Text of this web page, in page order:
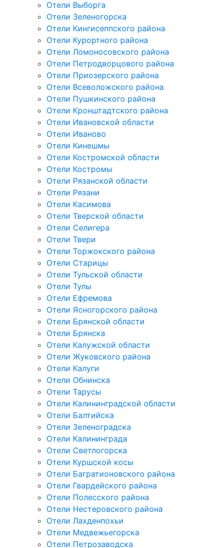
Отели Выборга
Отели Зеленогорска
Отели Кингисеппского района
Отели Курортного района
Отели Ломоносовского района
Отели Петродворцового района
Отели Приозерского района
Отели Всеволожского района
Отели Пушкинского района
Отели Кронштадтского района
Отели Ивановской области
Отели Иваново
Отели Кинешмы
Отели Костромской области
Отели Костромы
Отели Рязанской области
Отели Рязани
Отели Касимова
Отели Тверской области
Отели Селигера
Отели Твери
Отели Торжокского района
Отели Старицы
Отели Тульской области
Отели Тулы
Отели Ефремова
Отели Ясногорского района
Отели Брянской области
Отели Брянска
Отели Калужской области
Отели Жуковского района
Отели Калуги
Отели Обнинска
Отели Тарусы
Отели Калининградской области
Отели Балтийска
Отели Зеленоградска
Отели Калининграда
Отели Светлогорска
Отели Куршской косы
Отели Багратионовского района
Отели Гвардейского района
Отели Полесского района
Отели Нестеровского района
Отели Лахденпохьи
Отели Медвежьегорска
Отели Петрозаводска